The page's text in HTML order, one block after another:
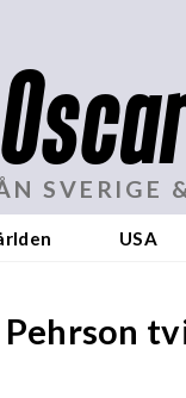
SVERIGE
USA